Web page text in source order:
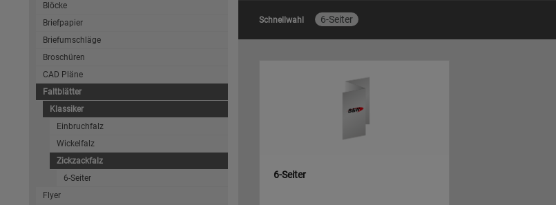
Blöcke
Briefpapier
Briefumschläge
Broschüren
CAD Pläne
Faltblätter
Klassiker
Einbruchfalz
Wickelfalz
Zickzackfalz
6-Seiter
Flyer
Schnellwahl 6-Seiter
6-Seiter